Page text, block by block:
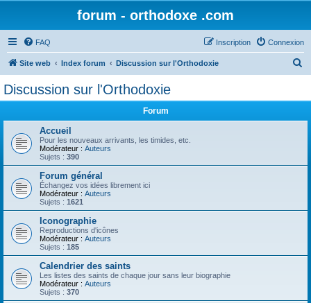
forum - orthodoxe .com
FAQ Connexion
Inscription
Site web Index forum Discussion sur l'Orthodoxie
r
Discussion sur l'Orthodoxie
Forum
Accueil
Pour les nouveaux arrivants, les timides, etc.
Modérateur : Auteurs
Sujets : 390
Forum général
Échangez vos idées librement ici
Modérateur : Auteurs
Sujets : 1621
Iconographie
Reproductions d'icônes
Modérateur : Auteurs
Sujets : 185
Calendrier des saints
Les listes des saints de chaque jour sans leur biographie
Modérateur : Auteurs
Sujets : 370